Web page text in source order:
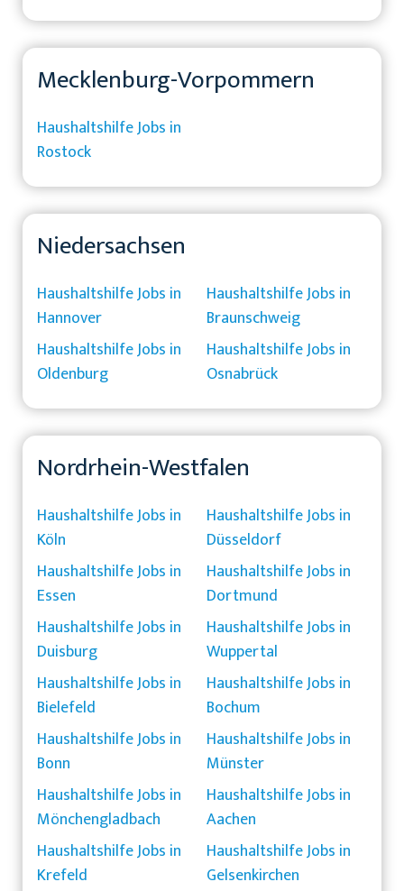
Mecklenburg-Vorpommern
Haushaltshilfe Jobs in
Rostock
Niedersachsen
Haushaltshilfe Jobs in
Hannover
Haushaltshilfe Jobs in
Braunschweig
Haushaltshilfe Jobs in
Oldenburg
Haushaltshilfe Jobs in
Osnabrück
Nordrhein-Westfalen
Haushaltshilfe Jobs in
Köln
Haushaltshilfe Jobs in
Düsseldorf
Haushaltshilfe Jobs in
Essen
Haushaltshilfe Jobs in
Dortmund
Haushaltshilfe Jobs in
Duisburg
Haushaltshilfe Jobs in
Wuppertal
Haushaltshilfe Jobs in
Bielefeld
Haushaltshilfe Jobs in
Bochum
Haushaltshilfe Jobs in
Bonn
Haushaltshilfe Jobs in
Münster
Haushaltshilfe Jobs in
Mönchengladbach
Haushaltshilfe Jobs in
Aachen
Haushaltshilfe Jobs in
Krefeld
Haushaltshilfe Jobs in
Gelsenkirchen